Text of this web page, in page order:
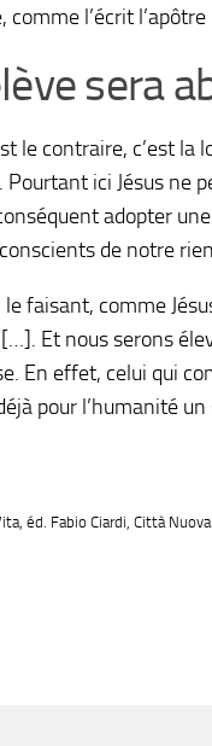
l’écrit
sera
le contraire, c’est
ici Jésus
adopter
de notre
faisant, comme
Et nous serons
En effet, celui qui
pour l’humanité
éd. Fabio Ciardi, Città